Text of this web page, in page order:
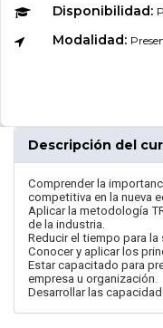
Disponibilidad:
Modalidad:
Descripción del
Comprender la
competitiva en la nueva
Aplicar la metodología
de la industria.
Reducir el tiempo para
Conocer y aplicar los
Estar capacitado para
empresa u organización.
Desarrollar las